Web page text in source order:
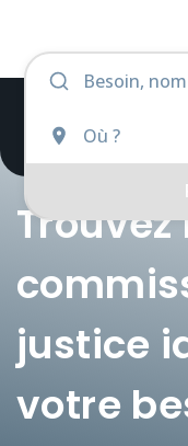
Trouvez
justice
votre